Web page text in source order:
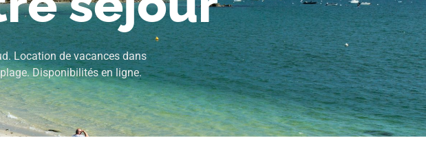
Location de vacances dans
Disponibilités en ligne.